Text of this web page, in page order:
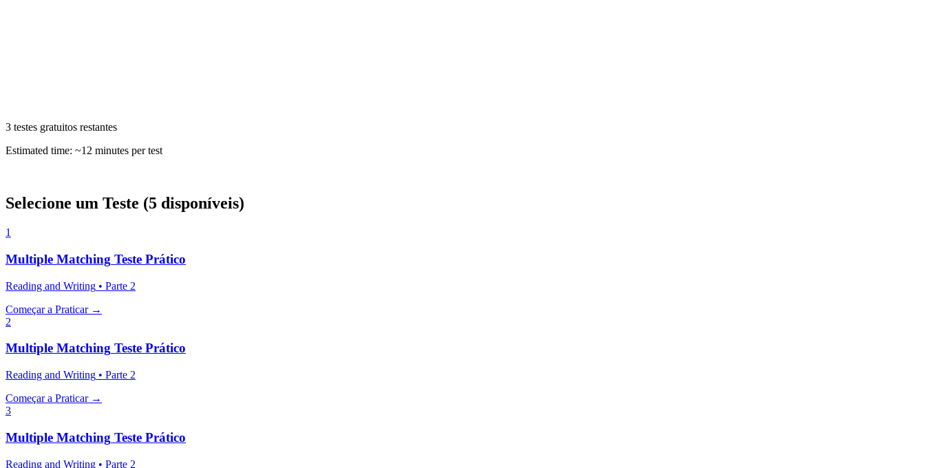
3 testes gratuitos restantes
Estimated time: ~12 minutes per test
Selecione um Teste (5 disponíveis)
1
Multiple Matching Teste Prático
Reading and Writing • Parte 2
Começar a Praticar→
2
Multiple Matching Teste Prático
Reading and Writing • Parte 2
Começar a Praticar→
3
Multiple Matching Teste Prático
Reading and Writing • Parte 2